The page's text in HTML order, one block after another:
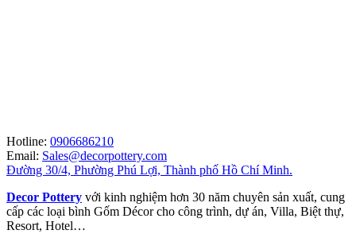
Hotline: 0906686210
Email: Sales@decorpottery.com
Đường 30/4, Phường Phú Lợi, Thành phố Hồ Chí Minh.
Decor Pottery với kinh nghiệm hơn 30 năm chuyên sản xuất, cung
cấp các loại bình Gốm Décor cho công trình, dự án, Villa, Biệt thự,
Resort, Hotel…